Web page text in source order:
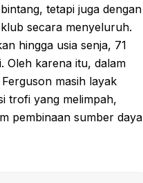
tetapi juga dengan
secara menyeluruh.
hingga usia senja, 71
Oleh karena itu, dalam
masih layak
trofi yang melimpah,
pembinaan sumber daya